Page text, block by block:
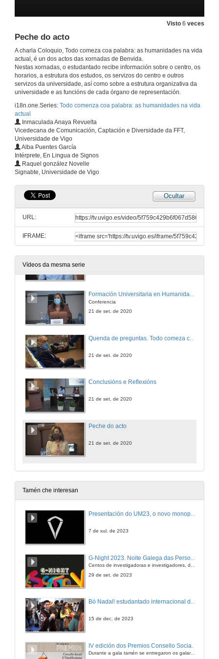
Visto 6 veces
Peche do acto
A charla Coloquio, Todo comeza coa palabra: as humanidades na vida
actual, é un dos actos das xornadas de Benvida.
Nestas xornadas, o estudantado recibe información sobre o centro, os
horarios, a estrutura dos estudos, os servizos do centro e outros
servizos da universidade, así como sobre a estrutura organizativa da
universidade e as funcións de cada órgano de representación.
i18n.one.Series: Todo comenza coa palabra: as humanidades na vida
actual
Inmaculada Anaya Revuelta
Vicedecana de Comunicación, Captación e Diversidade da FFT,
Universidade de Vigo
Alba Puentes García
Intérprete, En Lingua de Signos
Raquel gonzález Novelle
Signabte, Universidade de Vigo
Ocultar
URL:
IFRAME:
Vídeos da mesma serie
21 de set. de 2020
21 de set. de 2020
Conferencia
Conferencia
21 de set. de 2020
Formación Universitaria en Humanidades - Necesidades da empresa privada
Conferencia
21 de set. de 2020
21 de set. de 2020
Conclusións e Reflexións
21 de set. de 2020
Peche do acto
21 de set. de 2020
Tamén che interesan
Presentación do UM23, o novo monopraza de UVigo Motorsport
7 de xul. de 2023
Centos de investigadoras e investigadores, decenas de actividades e sete cidades
29 de set. de 2023
Bó Nadal! estudantado internacional da Universidade de Vigo
15 de dec. de 2023
Durante a gala tamén se entregaron os galardóns aos mellores TFG e TFM en materia de Axenda 2030